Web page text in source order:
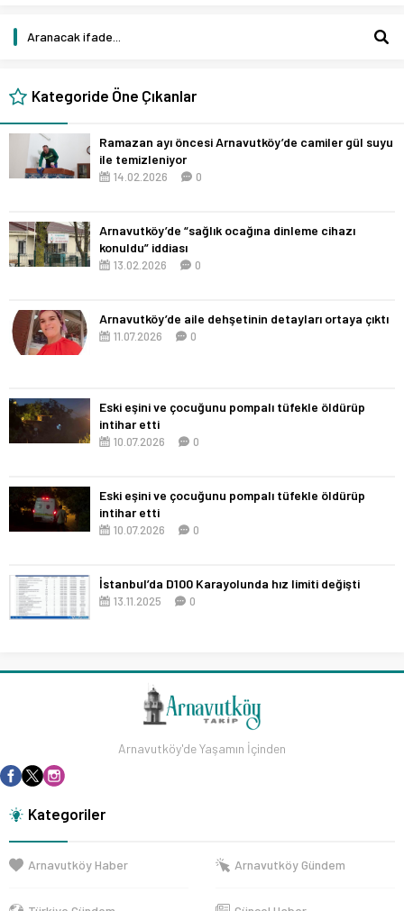
Kategoride Öne Çıkanlar
Ramazan ayı öncesi Arnavutköy’de camiler gül suyu
ile temizleniyor
14.02.2026 0
Arnavutköy’de “sağlık ocağına dinleme cihazı
konuldu” iddiası
13.02.2026 0
Arnavutköy’de aile dehşetinin detayları ortaya çıktı
11.07.2026 0
Eski eşini ve çocuğunu pompalı tüfekle öldürüp
intihar etti
10.07.2026 0
Eski eşini ve çocuğunu pompalı tüfekle öldürüp
intihar etti
10.07.2026 0
İstanbul’da D100 Karayolunda hız limiti değişti
13.11.2025 0
Arnavutköy'de Yaşamın İçinden
Kategoriler
Arnavutköy Haber Arnavutköy Gündem